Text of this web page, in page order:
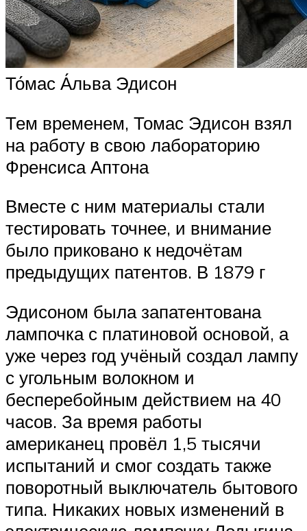
То́мас А́льва Эдисон
Тем временем, Томас Эдисон взял
на работу в свою лабораторию
Френсиса Аптона
Вместе с ним материалы стали
тестировать точнее, и внимание
было приковано к недочётам
предыдущих патентов. В 1879 г
Эдисоном была запатентована
лампочка с платиновой основой, а
уже через год учёный создал лампу
с угольным волокном и
бесперебойным действием на 40
часов. За время работы
американец провёл 1,5 тысячи
испытаний и смог создать также
поворотный выключатель бытового
типа. Никаких новых изменений в